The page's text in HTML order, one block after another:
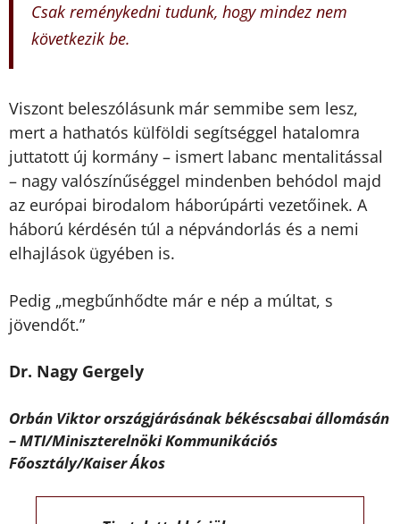
Csak reménykedni tudunk, hogy mindez nem
következik be.
Viszont beleszólásunk már semmibe sem lesz,
mert a hathatós külföldi segítséggel hatalomra
juttatott új kormány – ismert labanc mentalitással
– nagy valószínűséggel mindenben behódol majd
az európai birodalom háborúpárti vezetőinek. A
háború kérdésén túl a népvándorlás és a nemi
elhajlások ügyében is.
Pedig „megbűnhődte már e nép a múltat, s
jövendőt.”
Dr. Nagy Gergely
Orbán Viktor országjárásának békéscsabai állomásán
– MTI/Miniszterelnöki Kommunikációs
Főosztály/Kaiser Ákos